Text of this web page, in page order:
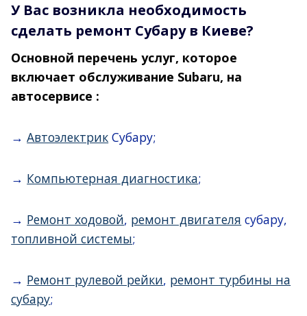
У Вас возникла необходимость
сделать ремонт Субару в Киеве?
Основной перечень услуг, которое
включает обслуживание Subaru, на
автосервисe :
→Автоэлектрик Субару;
→ Компьютерная диагностика;
→ Ремонт ходовой, ремонт двигателя субару,
топливной системы;
→ Ремонт рулевой рейки, ремонт турбины на
субару;